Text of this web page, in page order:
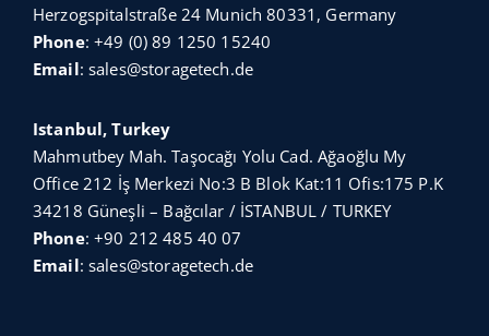
Herzogspitalstraße 24 Munich 80331, Germany
Phone:+49 (0) 89 1250 15240
Email:sales@storagetech.de
Istanbul, Turkey
Mahmutbey Mah. Taşocağı Yolu Cad. Ağaoğlu My
Office 212 İş Merkezi No:3 B Blok Kat:11 Ofis:175 P.K
34218 Güneşli – Bağcılar / İSTANBUL / TURKEY
Phone:+90 212 485 40 07
Email:sales@storagetech.de